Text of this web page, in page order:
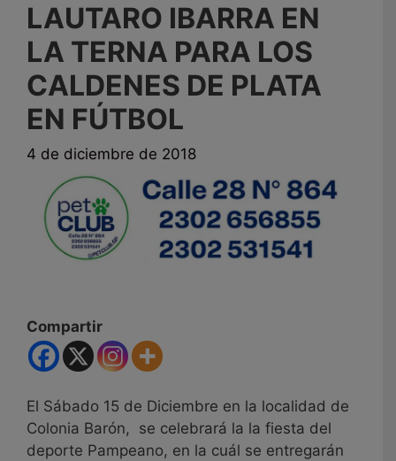
LAUTARO IBARRA EN
LA TERNA PARA LOS
CALDENES DE PLATA
EN FÚTBOL
4 de diciembre de 2018
Compartir
El Sábado 15 de Diciembre en la localidad de
Colonia Barón, se celebrará la la fiesta del
deporte Pampeano, en la cuál se entregarán